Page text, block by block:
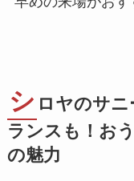
シ ロヤのサ
ランスも！お
の魅力